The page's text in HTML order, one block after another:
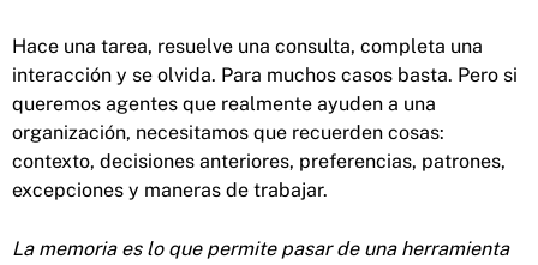
Hace una tarea, resuelve una consulta, completa una
interacción y se olvida. Para muchos casos basta. Pero si
queremos agentes que realmente ayuden a una
organización, necesitamos que recuerden cosas:
contexto, decisiones anteriores, preferencias, patrones,
excepciones y maneras de trabajar.
La memoria es lo que permite pasar de una herramienta